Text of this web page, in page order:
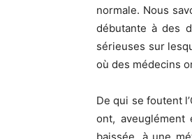
normale. Nous
débutante à des
sérieuses sur
où des médecins
De qui se foutent
ont, aveuglément